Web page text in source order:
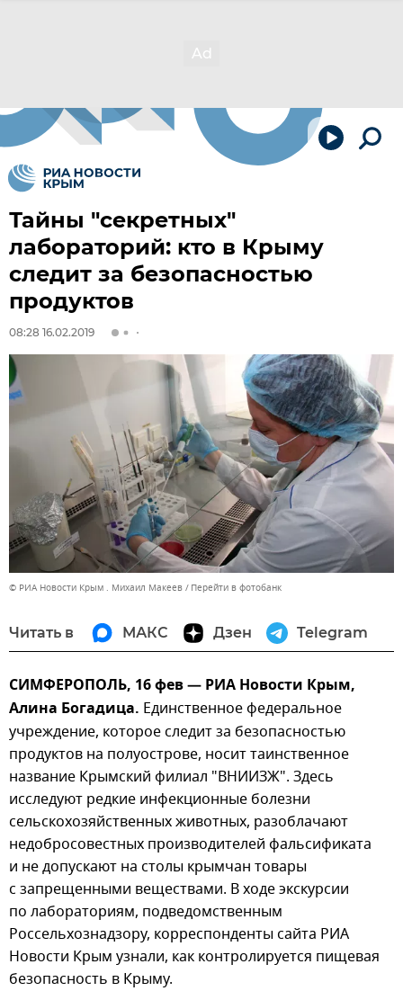
Тайны "секретных"
лабораторий: кто в Крыму
следит за безопасностью
продуктов
08:28 16.02.2019
© РИА Новости Крым . Михаил Макеев Перейти в фотобанк
Читать в МАКС Дзен Telegram
СИМФЕРОПОЛЬ, 16 фев — РИА Новости Крым,
Алина Богадица. Единственное федеральное
учреждение, которое следит за безопасностью
продуктов на полуострове, носит таинственное
название Крымский филиал "ВНИИЗЖ". Здесь
исследуют редкие инфекционные болезни
сельскохозяйственных животных, разоблачают
недобросовестных производителей фальсификата
и не допускают на столы крымчан товары
с запрещенными веществами. В ходе экскурсии
по лабораториям, подведомственным
Россельхознадзору, корреспонденты сайта РИА
Новости Крым узнали, как контролируется пищевая
безопасность в Крыму.